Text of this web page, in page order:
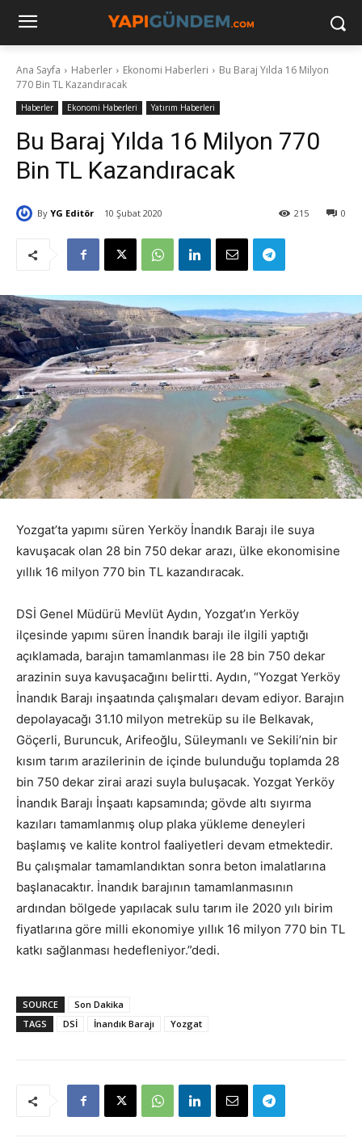
Ana Sayfa Haberler Ekonomi Haberleri
Bu Baraj Yılda 16 Milyon
770 Bin TL Kazandıracak
Haberler Ekonomi Haberleri Yatırım Haberleri
Bu Baraj Yılda 16 Milyon 770
Bin TL Kazandıracak
By YG Editör 10 Şubat 2020 0
215
Yozgat’ta yapımı süren Yerköy İnandık Barajı ile suya
kavuşacak olan 28 bin 750 dekar arazı, ülke ekonomisine
yıllık 16 milyon 770 bin TL kazandıracak.
DSİ Genel Müdürü Mevlüt Aydın, Yozgat’ın Yerköy
ilçesinde yapımı süren İnandık barajı ile ilgili yaptığı
açıklamada, barajın tamamlanması ile 28 bin 750 dekar
arazinin suya kavuşacağını belirtti. Aydın, “Yozgat Yerköy
İnandık Barajı inşaatında çalışmaları devam ediyor. Barajın
depolayacağı 31.10 milyon metreküp su ile Belkavak,
Göçerli, Buruncuk, Arifeoğlu, Süleymanlı ve Sekili’nin bir
kısım tarım arazilerinin de içinde bulunduğu toplamda 28
bin 750 dekar zirai arazi suyla buluşacak. Yozgat Yerköy
İnandık Barajı İnşaatı kapsamında; gövde altı sıyırma
kazıları tamamlanmış olup plaka yükleme deneyleri
başlamış ve kalite kontrol faaliyetleri devam etmektedir.
Bu çalışmalar tamamlandıktan sonra beton imalatlarına
başlanacaktır. İnandık barajının tamamlanmasının
ardından bölgede yapılacak sulu tarım ile 2020 yılı birim
fiyatlarına göre milli ekonomiye yıllık 16 milyon 770 bin TL
katkı sağlanması hedefleniyor.”dedi.
SOURCE
Son Dakika
TAGS
DSİ İnandık Barajı Yozgat